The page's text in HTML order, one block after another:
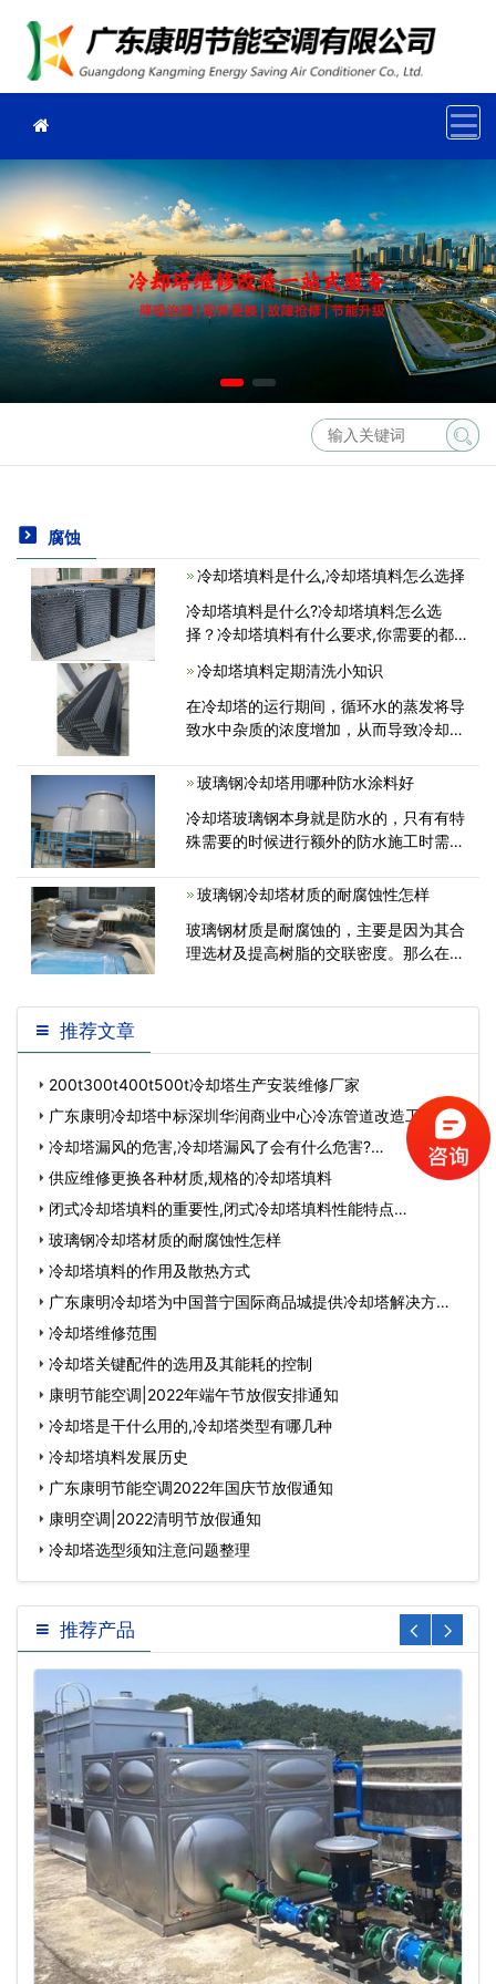
腐蚀
冷却塔填料是什么,冷却塔填料怎么选择
冷却塔填料是什么?冷却塔填料怎么选
择？冷却塔填料有什么要求,你需要的都
件，填料在冷却塔中增加散热量，延长冷
却水停留时间，增加热换面积，对于循环
水冷却的效果起着重大作用...
冷却塔填料定期清洗小知识
在冷却塔的运行期间，循环水的蒸发将导
致水中杂质的浓度增加，从而导致冷却塔
上杂质的增加。同时，高温环境导致塔中
塔系统中杂质的形成和阻塞,所以
玻璃钢冷却塔用哪种防水涂料好
冷却塔玻璃钢本身就是防水的，只有有特
殊需要的时候进行额外的防水施工时需要
下冷却塔玻璃钢应该用什么防水涂料。保
周边寻找“冷却塔涂料”、
玻璃钢冷却塔材质的耐腐蚀性怎样
玻璃钢材质是耐腐蚀的，主要是因为其合
理选材及提高树脂的交联密度。那么在整
推荐文章
200t300t400t500t冷却塔生产安装维修厂家
广东康明冷却塔中标深圳华润商业中心冷冻管道改造工程…
冷却塔漏风的危害,冷却塔漏风了会有什么危害?…
供应维修更换各种材质,规格的冷却塔填料
闭式冷却塔填料的重要性,闭式冷却塔填料性能特点…
玻璃钢冷却塔材质的耐腐蚀性怎样
冷却塔填料的作用及散热方式
广东康明冷却塔为中国普宁国际商品城提供冷却塔解决方
案…冷却塔维修范围
冷却塔关键配件的选用及其能耗的控制
康明节能空调|2022年端午节放假安排通知
冷却塔是干什么用的,冷却塔类型有哪几种
冷却塔填料发展历史
广东康明节能空调2022年国庆节放假通知
康明空调|2022清明节放假通知
冷却塔选型须知注意问题整理
推荐产品